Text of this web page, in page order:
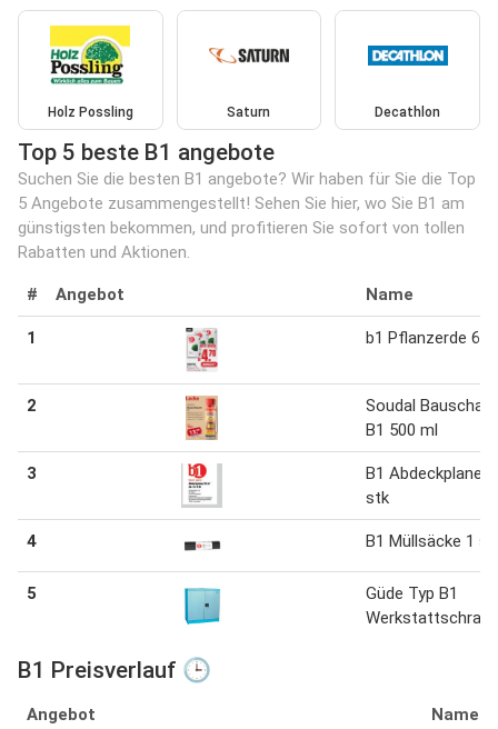
Holz Possling Saturn Decathlon
Top 5 beste B1 angebote
Suchen Sie die besten B1 angebote? Wir haben für Sie die Top
5 Angebote zusammengestellt! Sehen Sie hier, wo Sie B1 am
günstigsten bekommen, und profitieren Sie sofort von tollen
Rabatten und Aktionen.
# Angebot Name
1 b1 Pflanzerde 60 l
2
Soudal
B1 500 ml
3
B1 Abdeckplane 1
stk
4 B1 Müllsäcke 1
5
Güde Typ B1
Werkstattschrank
B1 Preisverlauf 🕒
Angebot Name